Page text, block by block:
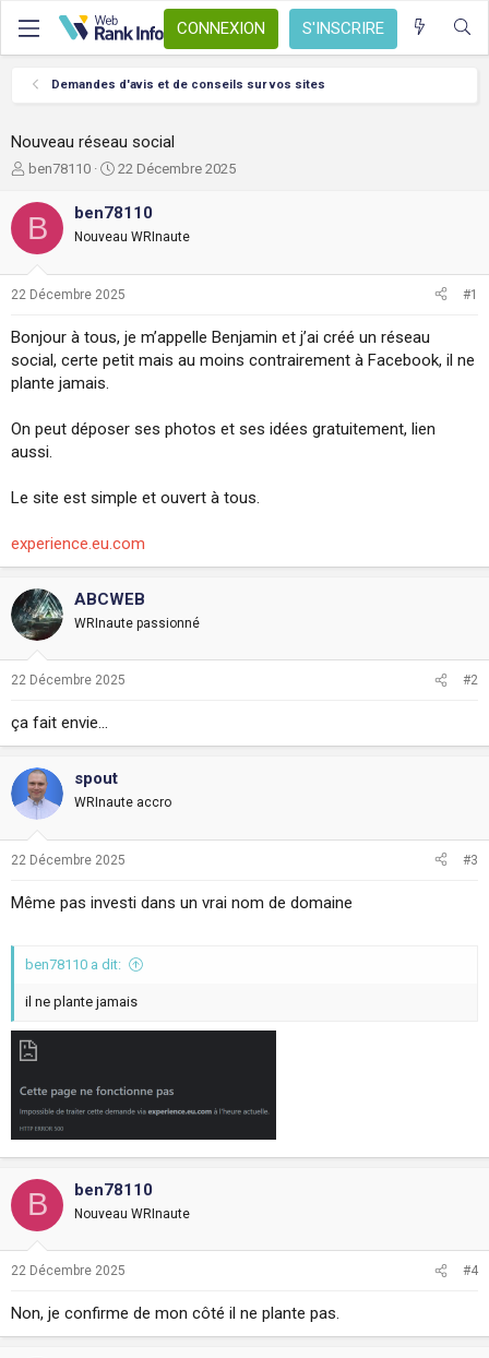
CONNEXION S'INSCRIRE
Demandes d'avis et de conseils sur vos sites
Nouveau réseau social
A
t
e
d
a
d
i
c
s
n
ben78110
D
t
d
d
u
t
22 Décembre 2025
B ben78110
Nouveau WRInaute
22 Décembre 2025 #1
Bonjour à tous, je m’appelle Benjamin et j’ai créé un réseau
social, certe petit mais au moins contrairement à Facebook, il ne
plante jamais.
On peut déposer ses photos et ses idées gratuitement, lien
aussi.
Le site est simple et ouvert à tous.
experience.eu.com
ABCWEB
WRInaute passionné
22 Décembre 2025 #2
ça fait envie...
spout
WRInaute accro
22 Décembre 2025 #3
Même pas investi dans un vrai nom de domaine
ben78110 a dit:
il ne plante jamais
B ben78110
Nouveau WRInaute
22 Décembre 2025 #4
Non, je confirme de mon côté il ne plante pas.